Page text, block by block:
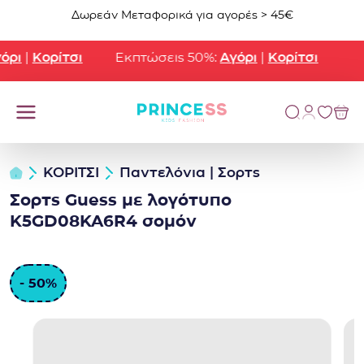
Μετάβαση στο περιεχόμενο
Δωρεάν Μεταφορικά για αγορές > 45€
|Κορίτσι Εκπτώσεις 50%:Αγόρι|Κορίτσι
ΚΟΡΙΤΣΙ Παντελόνια | Σορτς
Σορτς Guess με λογότυπο
K5GD08KA6R4 σομόν
- 50%